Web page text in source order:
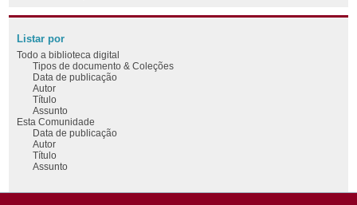
Listar por
Todo a biblioteca digital
Tipos de documento & Coleções
Data de publicação
Autor
Título
Assunto
Esta Comunidade
Data de publicação
Autor
Título
Assunto